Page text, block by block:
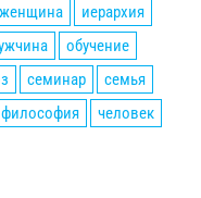
женщина
иерархия
обучение
семинар
семья
философия
человек